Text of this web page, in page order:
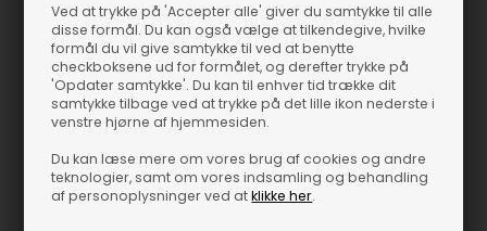
Ved at trykke på 'Accepter alle' giver du samtykke til alle
disse formål. Du kan også vælge at tilkendegive, hvilke
formål du vil give samtykke til ved at benytte
checkboksene ud for formålet, og derefter trykke på
'Opdater samtykke'. Du kan til enhver tid trække dit
samtykke tilbage ved at trykke på det lille ikon nederste i
venstre hjørne af hjemmesiden.
Du kan læse mere om vores brug af cookies og andre
teknologier, samt om vores indsamling og behandling
af personoplysninger ved atklikke her.